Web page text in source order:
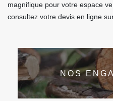
magnifique pour votre espace
consultez votre devis en ligne
NOS